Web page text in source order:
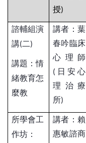
授)
諮輔組演
講(二)
講題：情
緒教育怎
麼教
講者：葉
春吟臨床
心理師
( 日安心
理治療
所)
所學會工
作坊：
講者：賴
惠敏諮商